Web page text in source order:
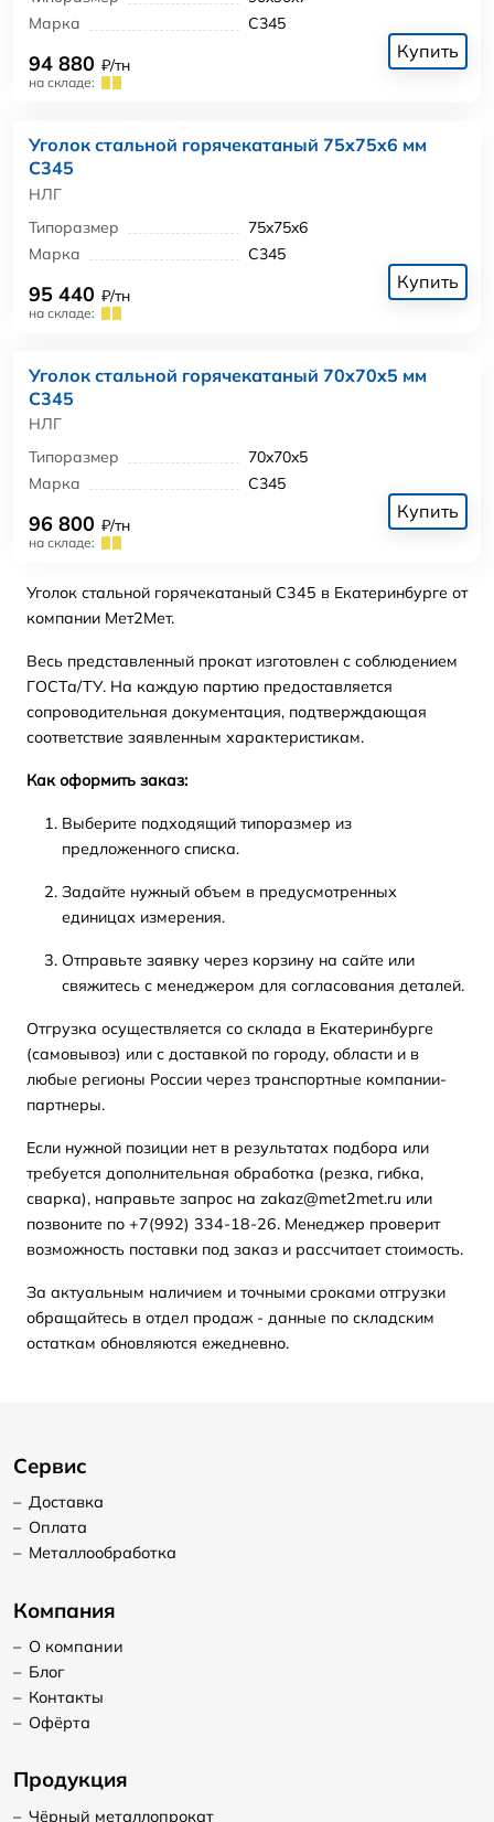
Марка
С345
94 880 ₽/тн
на складе:
Купить
Уголок стальной горячекатаный 75x75x6 мм
С345
НЛГ
Типоразмер
75x75x6
Марка
С345
95 440 ₽/тн
на складе:
Купить
Уголок стальной горячекатаный 70x70x5 мм
С345
НЛГ
Типоразмер
70x70x5
Марка
С345
96 800 ₽/тн
на складе:
Купить
Уголок стальной горячекатаный С345 в Екатеринбурге от
компании Мет2Мет.
Весь представленный прокат изготовлен с соблюдением
ГОСТа/ТУ. На каждую партию предоставляется
сопроводительная документация, подтверждающая
соответствие заявленным характеристикам.
Как оформить заказ:
Выберите подходящий типоразмер из
предложенного списка.
Задайте нужный объем в предусмотренных
единицах измерения.
Отправьте заявку через корзину на сайте или
свяжитесь с менеджером для согласования деталей.
Отгрузка осуществляется со склада в Екатеринбурге
(самовывоз) или с доставкой по городу, области и в
любые регионы России через транспортные компании-
партнеры.
Если нужной позиции нет в результатах подбора или
требуется дополнительная обработка (резка, гибка,
сварка), направьте запрос на zakaz@met2met.ru или
позвоните по +7(992) 334-18-26. Менеджер проверит
возможность поставки под заказ и рассчитает стоимость.
За актуальным наличием и точными сроками отгрузки
обращайтесь в отдел продаж - данные по складским
остаткам обновляются ежедневно.
Сервис
– Доставка
– Оплата
– Металлообработка
Компания
– О компании
– Блог
– Контакты
– Офёрта
Продукция
– Чёрный металлопрокат